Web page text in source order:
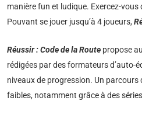
manière fun et ludique. Exercez-
Pouvant se jouer jusqu’à 4 joueurs,
Réussir: Code de la Route propose
rédigées par des formateurs d’auto-
niveaux de progression. Un
faibles, notamment grâce à des